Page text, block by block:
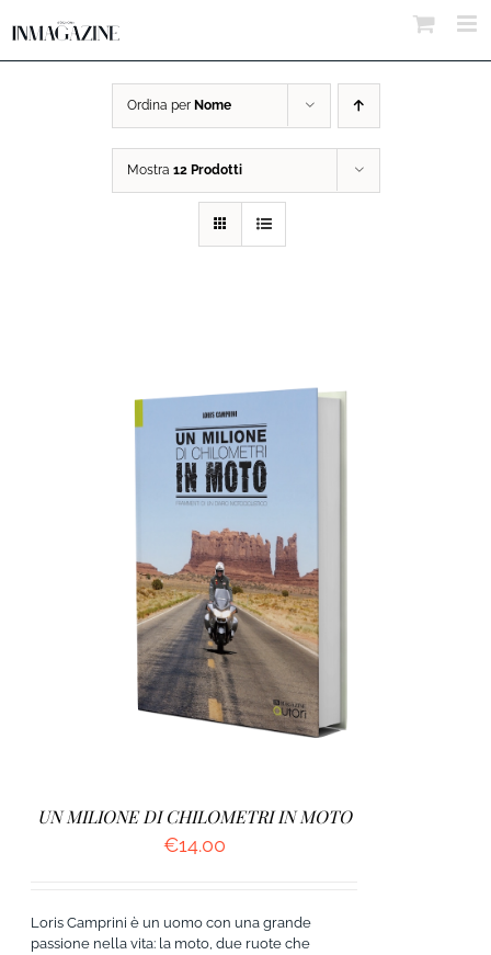
Ordina per Nome
Mostra 12 Prodotti
AGGIUNGI AL CARRELLO / DETTAGLI
UN MILIONE DI CHILOMETRI IN MOTO
€14.00
Loris Camprini è un uomo con una grande
passione nella vita: la moto, due ruote che